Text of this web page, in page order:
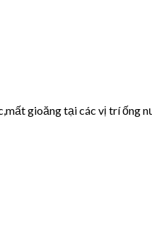
gioăng tại các vị trí ống